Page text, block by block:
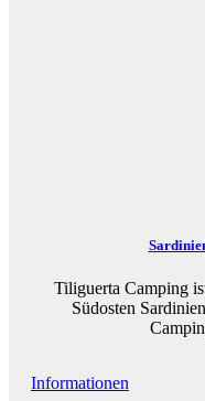
Tiliguerta Camping
Südosten
Informationen